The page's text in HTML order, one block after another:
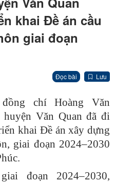
khai Đề án cầu
giai đoạn
Đọc bài Lưu
chí Hoàng Văn
Văn Quan đã đi
khai Đề án xây dựng
giai đoạn 2024–2030
đoạn 2024–2030,